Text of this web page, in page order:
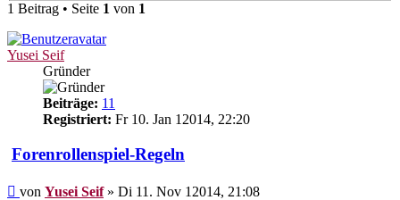
1 Beitrag • Seite 1 von 1
Yusei Seif
Gründer
Beiträge: 11
Registriert: Fr 10. Jan 12014, 22:20
Forenrollenspiel-Regeln
Beitrag
von Yusei Seif» Di 11. Nov 12014, 21:08